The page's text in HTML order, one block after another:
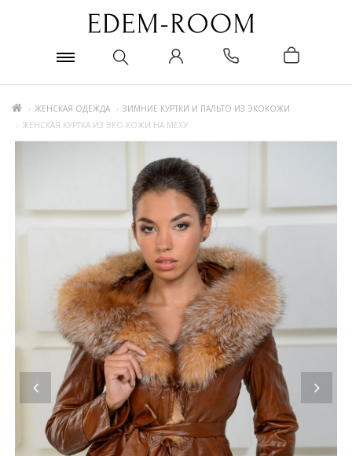
ЖЕНСКАЯ ОДЕЖДА
ЗИМНИЕ КУРТКИ И ПАЛЬТО ИЗ ЭКОКОЖИ
ЖЕНСКАЯ КУРТКА ИЗ ЭКО-КОЖИ НА МЕХУ